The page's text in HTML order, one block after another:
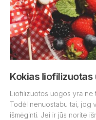
Kokias
Liofilizuotos uogos yra ne
Todėl nenuostabu tai, jog
išmėginti. Jei ir jūs norite